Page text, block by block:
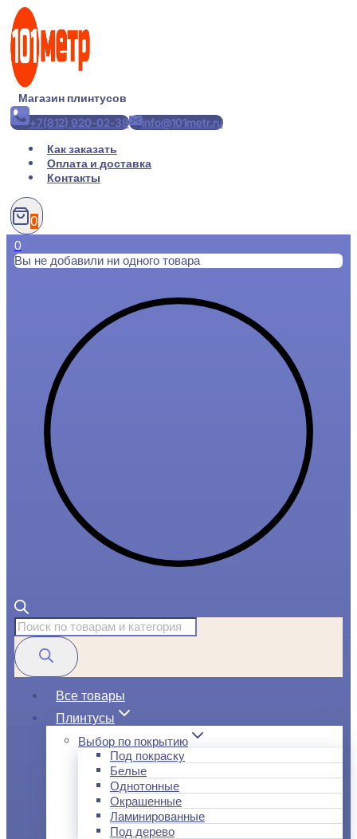
Перейти
содержимому
Магазин плинтусов
+7(812) 920-02-38
info@101metr.ru
Как заказать
Оплата и доставка
Контакты
0
0
Вы не добавили ни одного товара
Поиск
товаров
Все товары
Плинтусы
Выбор по покрытию
Под покраску
Белые
Однотонные
Окрашенные
Ламинированные
Под дерево